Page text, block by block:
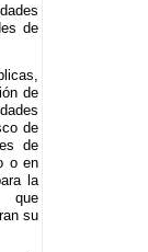
de
de
de
de
o en
la
que
su